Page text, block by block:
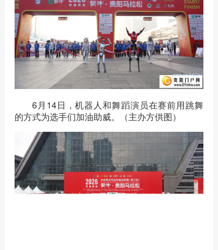
6月14日，机器人和舞蹈演员在赛前用跳舞
的方式为选手们加油助威。（主办方供图）